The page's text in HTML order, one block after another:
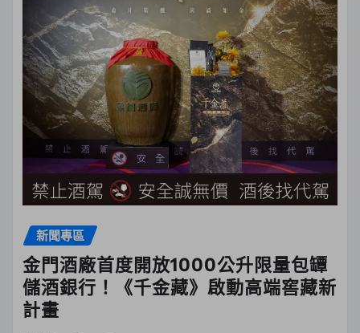
新聞專區
金門酒廠首度開放1000公升限量包罈
儲酒銀行！《千金藏》啟動高端窖藏新
計畫